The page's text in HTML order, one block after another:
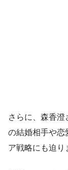
さらに、森香
の結婚相手や恋
ア戦略にも迫り